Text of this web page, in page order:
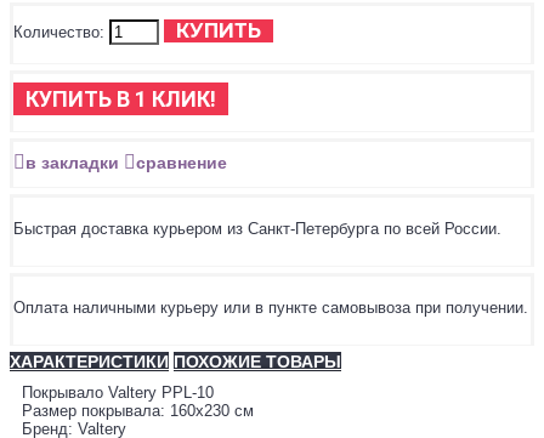
Количество: КУПИТЬ
КУПИТЬ В 1 КЛИК!
в закладки сравнение
Быстрая доставка курьером из Санкт-Петербурга по всей России.
Оплата наличными курьеру или в пункте самовывоза при получении.
ХАРАКТЕРИСТИКИ ПОХОЖИЕ ТОВАРЫ
Покрывало Valtery PPL-10
Размер покрывала: 160х230 см
Бренд: Valtery